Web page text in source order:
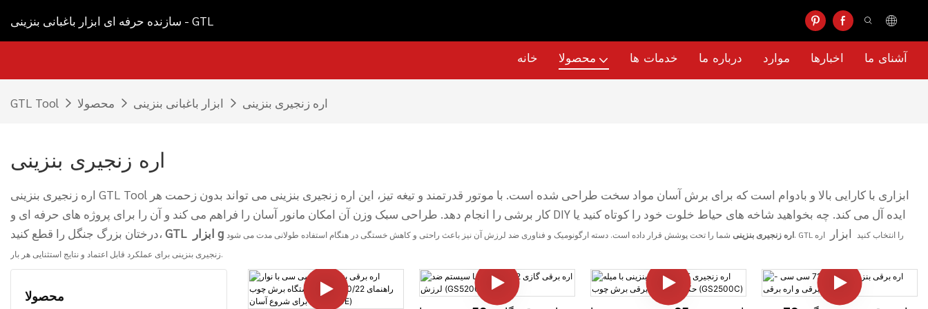
سازنده حرفه ای ابزار باغبانی بنزینی - GTL
خانه محصولا خدمات ها درباره ما موارد اخبارها آشنای ما
GTL Tool محصولا ابزار باغبانی بنزینی اره زنجیری بنزینی
اره زنجیری بنزینی
اره زنجیری بنزینی GTL Tool ابزاری با کارایی بالا و بادوام است که برای برش آسان مواد سخت طراحی شده است. با موتور قدرتمند و تیغه تیز، این اره زنجیری بنزینی می تواند بدون زحمت هر
کار برشی را انجام دهد. طراحی سبک وزن آن امکان مانور آسان را فراهم می کند و آن را برای پروژه های حرفه ای و DIY ایده آل می کند. چه بخواهید شاخه های حیاط خلوت خود را کوتاه کنید یا
درختان بزرگ جنگل را قطع کنید، GTL ابزار g اره زنجیری بنزینی شما را تحت پوشش قرار داده است. دسته ارگونومیک و فناوری ضد لرزش آن نیز باعث راحتی و کاهش خستگی در هنگام استفاده طولانی مدت می شود. GTL را انتخاب کنید ابزار
اره
زنجیری بنزینی برای عملکرد قابل اعتماد و نتایج استثنایی هر بار.
محصولا